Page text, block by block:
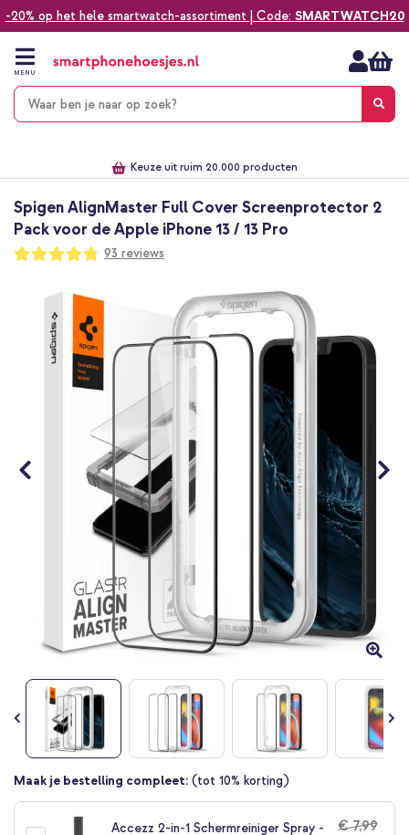
-20% op het hele smartwatch-assortiment | Code: SMARTWATCH20
naar
inhoud
MENU
Keuze uit ruim 20.000 producten
Spigen AlignMaster Full Cover Screenprotector 2
Pack voor de Apple iPhone 13 / 13 Pro
Waardering:
95
100
93 reviews
afbeeldingen-
Ga
begin
Maak je bestelling compleet: (tot 10% korting)
Accezz 2-in-1 Schermreiniger Spray -
€ 7,99